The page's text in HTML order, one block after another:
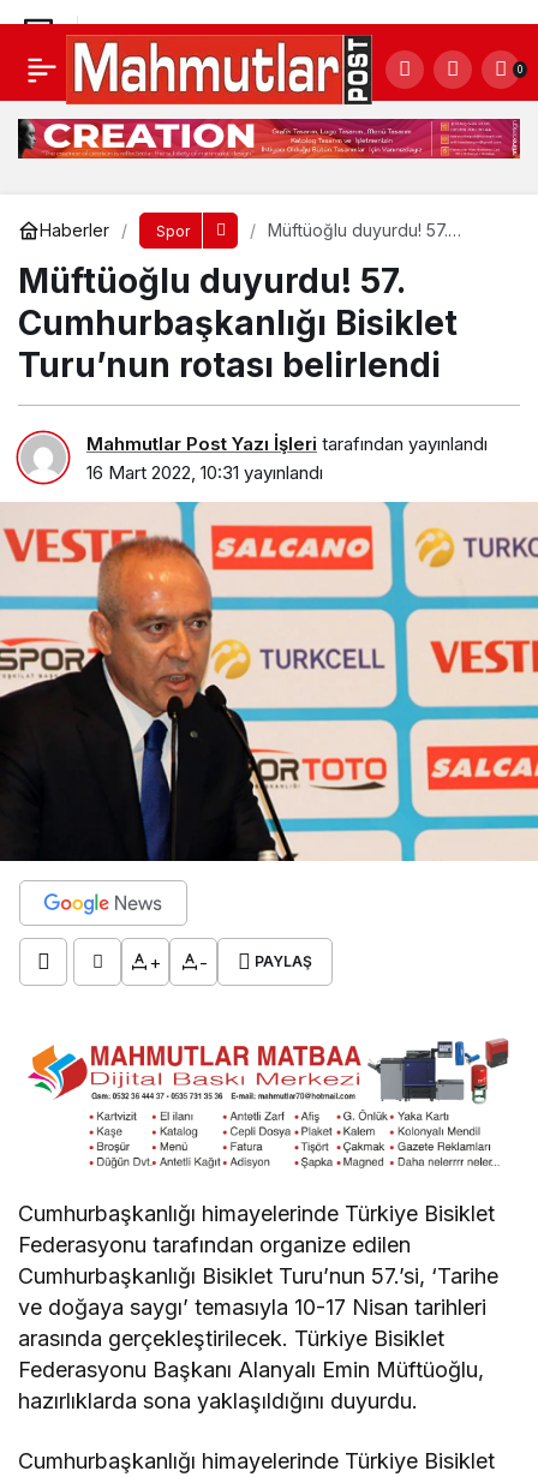
0
Haberler Spor
Müftüoğlu duyurdu! 57.
Turu’nun rotası belirlendi
Müftüoğlu duyurdu! 57.
Cumhurbaşkanlığı Bisiklet
Turu’nun rotası belirlendi
Mahmutlar Post Yazı İşleri tarafından yayınlandı
16 Mart 2022, 10:31 yayınlandı
+ - PAYLAŞ
Cumhurbaşkanlığı himayelerinde Türkiye Bisiklet
Federasyonu tarafından organize edilen
Cumhurbaşkanlığı Bisiklet Turu’nun 57.’si, ‘Tarihe
ve doğaya saygı’ temasıyla 10-17 Nisan tarihleri
arasında gerçekleştirilecek. Türkiye Bisiklet
Federasyonu Başkanı Alanyalı Emin Müftüoğlu,
hazırlıklarda sona yaklaşıldığını duyurdu.
Cumhurbaşkanlığı himayelerinde Türkiye Bisiklet
Müftüoğlu duyurdu! 57. Cumhurbaşkanlığı
Bisiklet Turu’nun rotası belirlendi
Yorum Yap